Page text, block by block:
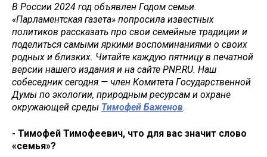
В России 2024 год объявлен Годом семьи.
«Парламентская газета» попросила известных
политиков рассказать про свои семейные традиции и
поделиться самыми яркими воспоминаниями о своих
родных и близких. Читайте каждую пятницу в печатной
версии нашего издания и на сайте PNP.RU. Наш
собеседник сегодня — член Комитета Государственной
Думы по экологии, природным ресурсам и охране
окружающей среды Тимофей Баженов.
- Тимофей Тимофеевич, что для вас значит слово
«семья»?